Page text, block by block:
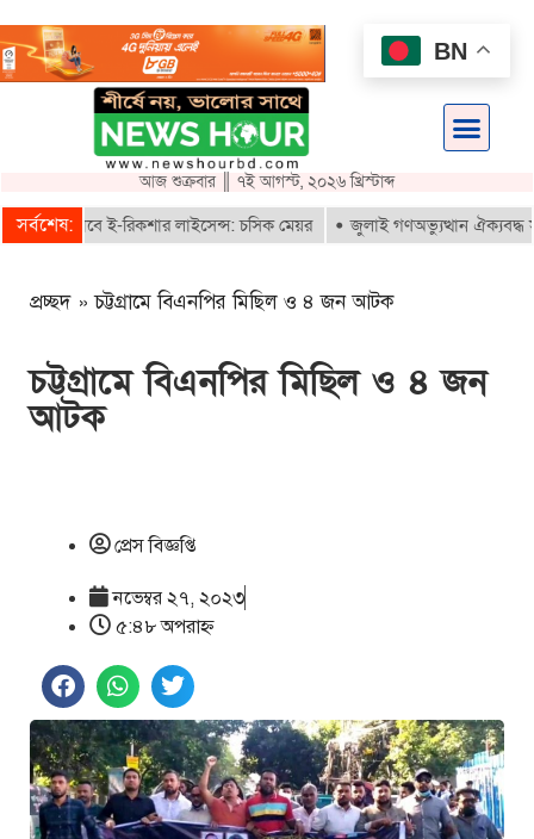
আজ শুক্রবার ║ ৭ই আগস্ট, ২০২৬ খ্রিস্টাব্দ
সর্বশেষ:
পাবে ই-রিকশার লাইসেন্স: চসিক মেয়র জুলাই গণঅভ্যুত্থান ঐক্যবদ্ধ
প্রচ্ছদ »চট্টগ্রামে বিএনপির মিছিল ও ৪ জন আটক
চট্টগ্রামে বিএনপির মিছিল ও ৪ জন
আটক
প্রেস বিজ্ঞপ্তি
নভেম্বর ২৭, ২০২৩
৫:৪৮ অপরাহ্ণ
BN